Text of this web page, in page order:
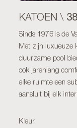
KATOEN \
Sinds 1976 is de
Met zijn luxueuze
duurzame pool
ook jarenlang
elke ruimte een
aansluit bij elk
Kleur